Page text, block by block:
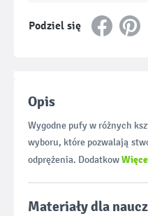
Podziel się
Opis
Wygodne pufy w różnych
wyboru, które pozwalają
odprężenia. Dodatkow
Materiały dla